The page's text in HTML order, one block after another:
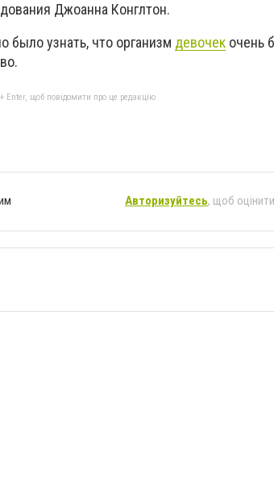
Джоанна Конглтон.
было узнать, что организм девочек очень
Enter, щоб повідомити про це редакцію
Авторизуйтесь, щоб оцінити